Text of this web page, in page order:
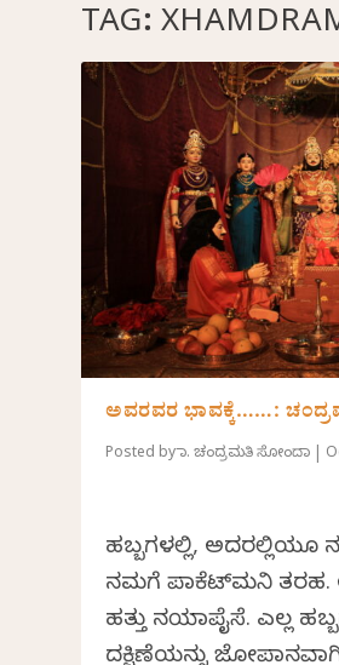
TAG:
ಅವರವರ ಭಾವಕ್ಕೆ……:
Posted byಡಾ. ಚಂದ್ರಮತಿ ಸೋಂದಾ
ಹಬ್ಬಗಳಲ್ಲಿ, ಅದರಲ್ಲಿಯೂ
ನಮಗೆ ಪಾಕೆಟ್‌ಮನಿ ತರಹ.
ಹತ್ತು ನಯಾಪೈಸೆ. ಎಲ್ಲ
ದಕ್ಷಿಣೆಯನ್ನು